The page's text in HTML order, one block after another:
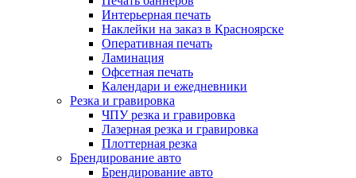
Интерьерная печать
Наклейки на заказ в Красноярске
Оперативная печать
Ламинация
Офсетная печать
Календари и ежедневники
Резка и гравировка
ЧПУ резка и гравировка
Лазерная резка и гравировка
Плоттерная резка
Брендирование авто
Брендирование авто